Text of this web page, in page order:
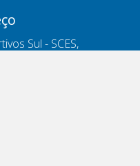
Sul - SCES,